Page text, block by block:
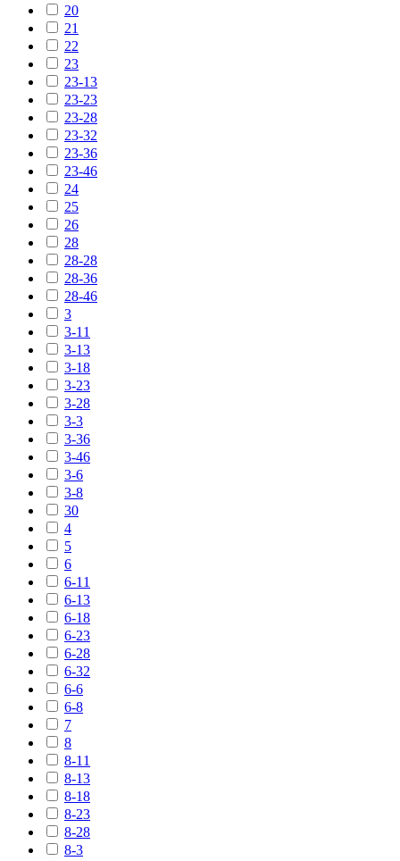
20
21
22
23
23-13
23-23
23-28
23-32
23-36
23-46
24
25
26
28
28-28
28-36
28-46
3
3-11
3-13
3-18
3-23
3-28
3-3
3-36
3-46
3-6
3-8
30
4
5
6
6-11
6-13
6-18
6-23
6-28
6-32
6-6
6-8
7
8
8-11
8-13
8-18
8-23
8-28
8-3